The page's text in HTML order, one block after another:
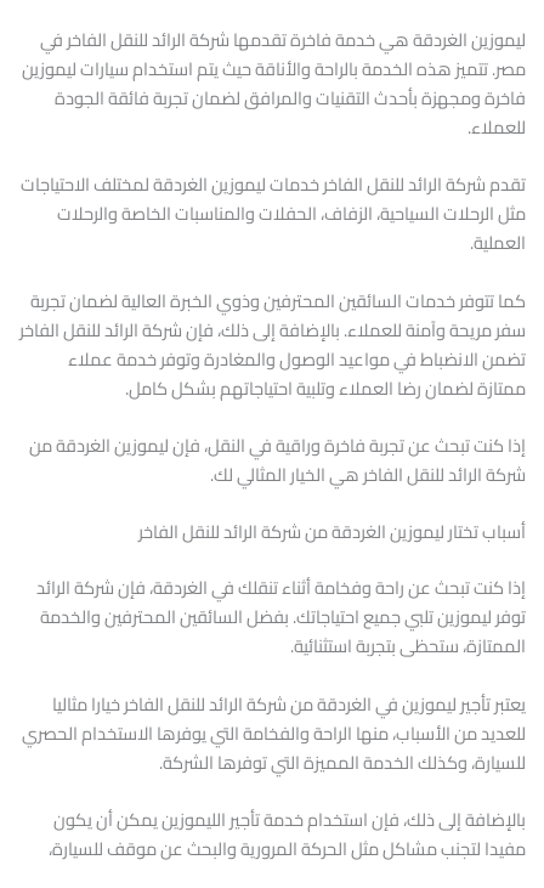
ليموزين الغردقة هي خدمة فاخرة تقدمها شركة الرائد للنقل الفاخر في
مصر. تتميز هذه الخدمة بالراحة والأناقة حيث يتم استخدام سيارات ليموزين
فاخرة ومجهزة بأحدث التقنيات والمرافق لضمان تجربة فائقة الجودة
للعملاء.
تقدم شركة الرائد للنقل الفاخر خدمات ليموزين الغردقة لمختلف الاحتياجات
مثل الرحلات السياحية، الزفاف، الحفلات والمناسبات الخاصة والرحلات
العملية.
كما تتوفر خدمات السائقين المحترفين وذوي الخبرة العالية لضمان تجربة
سفر مريحة وآمنة للعملاء. بالإضافة إلى ذلك، فإن شركة الرائد للنقل الفاخر
تضمن الانضباط في مواعيد الوصول والمغادرة وتوفر خدمة عملاء
ممتازة لضمان رضا العملاء وتلبية احتياجاتهم بشكل كامل.
إذا كنت تبحث عن تجربة فاخرة وراقية في النقل، فإن ليموزين الغردقة من
شركة الرائد للنقل الفاخر هي الخيار المثالي لك.
أسباب تختار ليموزين الغردقة من شركة الرائد للنقل الفاخر
إذا كنت تبحث عن راحة وفخامة أثناء تنقلك في الغردقة، فإن شركة الرائد
توفر ليموزين تلبي جميع احتياجاتك. بفضل السائقين المحترفين والخدمة
الممتازة، ستحظى بتجربة استثنائية.
يعتبر تأجير ليموزين في الغردقة من شركة الرائد للنقل الفاخر خيارا مثاليا
للعديد من الأسباب، منها الراحة والفخامة التي يوفرها الاستخدام الحصري
للسيارة، وكذلك الخدمة المميزة التي توفرها الشركة.
بالإضافة إلى ذلك، فإن استخدام خدمة تأجير الليموزين يمكن أن يكون
مفيدا لتجنب مشاكل مثل الحركة المرورية والبحث عن موقف للسيارة،